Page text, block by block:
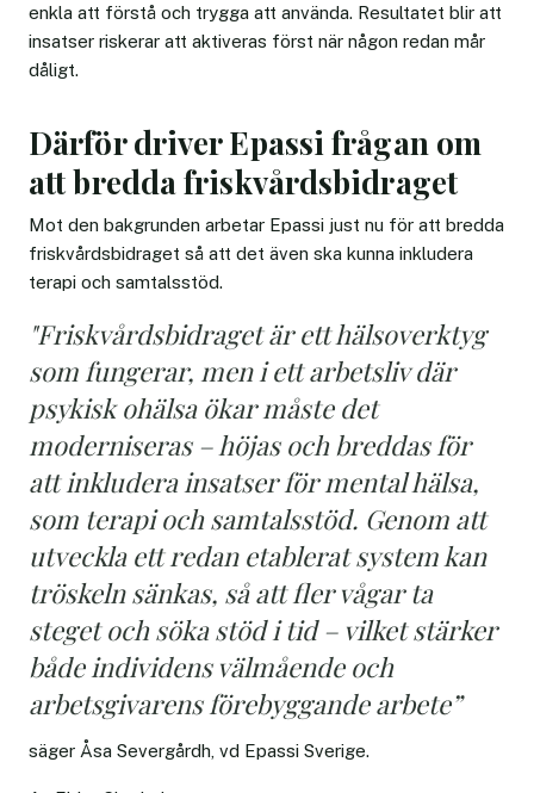
enkla att förstå och trygga att använda. Resultatet blir att
insatser riskerar att aktiveras först när någon redan mår
dåligt.
Därför driver Epassi frågan om
att bredda friskvårdsbidraget
Mot den bakgrunden arbetar Epassi just nu för att bredda
friskvårdsbidraget så att det även ska kunna inkludera
terapi och samtalsstöd.
"Friskvårdsbidraget är ett hälsoverktyg
som fungerar, men i ett arbetsliv där
psykisk ohälsa ökar måste det
moderniseras – höjas och breddas för
att inkludera insatser för mental hälsa,
som terapi och samtalsstöd. Genom att
utveckla ett redan etablerat system kan
tröskeln sänkas, så att fler vågar ta
steget och söka stöd i tid – vilket stärker
både individens välmående och
arbetsgivarens förebyggande arbete”
säger Åsa Severgårdh, vd Epassi Sverige.